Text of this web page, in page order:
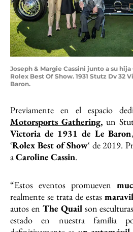
Joseph & Margie Cassini junto a su
Rolex Best Of Show. 1931 Stutz Dv 32
Baron.
Previamente en el espacio
Motorsports Gathering,un
Victoria de 1931 de Le Baron
‘Rolex Best of Show‘ de 2019.
aCaroline Cassin.
“Estos eventos promueven
realmente se trata de estas
autos en The Quailson
estado en nuestra familia